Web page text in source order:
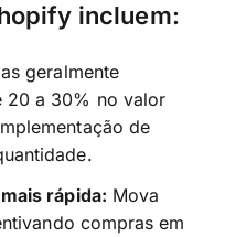
incluem:
geralmente
20 a 30% no valor
de
rápida: Mova
compras em